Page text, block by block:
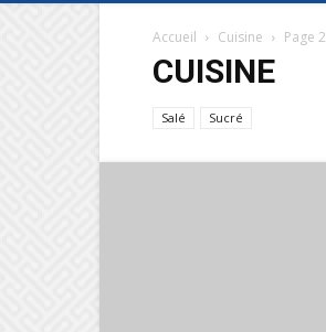
Accueil Cuisine Page 2
CUISINE
Salé Sucré